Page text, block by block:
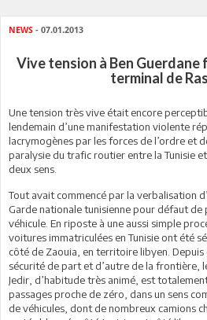
NEWS - 07.01.2013
Vive tension à Ben Guerdane
terminal de
Une tension très vive était encore
lendemain d’une manifestation violente
lacrymogènes par les forces de l’ordre et
paralysie du trafic routier entre la Tunisie
deux sens.
Tout avait commencé par la verbalisation
Garde nationale tunisienne pour défaut de
véhicule. En riposte à une aussi simple
voitures immatriculées en Tunisie ont été
côté de Zaouia, en territoire libyen.
sécurité de part et d’autre de la frontière,
Jedir, d’habitude très animé, est
passages proche de zéro, dans un sens
de véhicules, dont de nombreux camions